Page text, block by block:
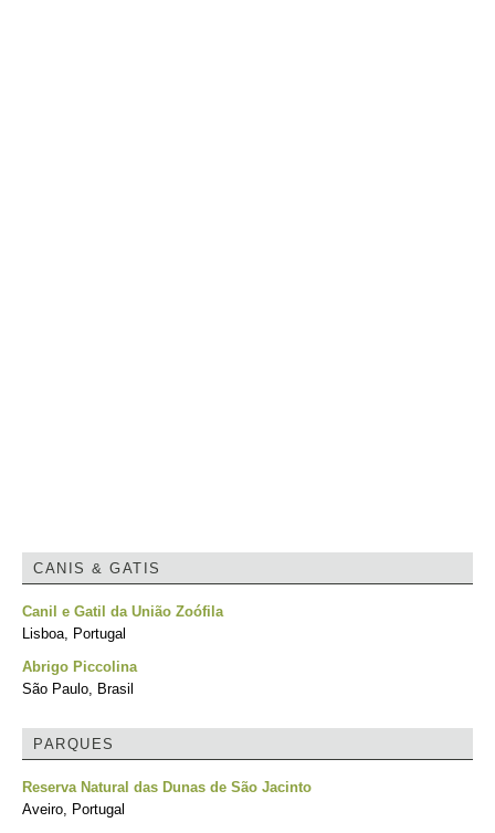
CANIS & GATIS
Canil e Gatil da União Zoófila
Lisboa, Portugal
Abrigo Piccolina
São Paulo, Brasil
PARQUES
Reserva Natural das Dunas de São Jacinto
Aveiro, Portugal